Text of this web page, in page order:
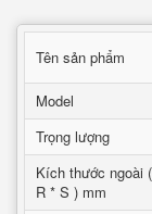
Tên sản phẩm
Model
Trọng lượng
Kích thước ngoài
R * S ) mm